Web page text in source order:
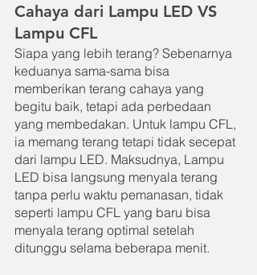
Cahaya dari Lampu LED VS
Lampu CFL
Siapa yang lebih terang? Sebenarnya
keduanya sama-sama bisa
memberikan terang cahaya yang
begitu baik, tetapi ada perbedaan
yang membedakan. Untuk lampu CFL,
ia memang terang tetapi tidak secepat
dari lampu LED. Maksudnya, Lampu
LED bisa langsung menyala terang
tanpa perlu waktu pemanasan, tidak
seperti lampu CFL yang baru bisa
menyala terang optimal setelah
ditunggu selama beberapa menit.